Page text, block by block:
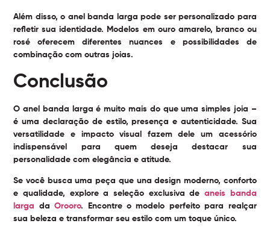
Além disso, o anel banda larga pode ser personalizado para
refletir sua identidade. Modelos em ouro amarelo, branco ou
rosé oferecem diferentes nuances e possibilidades de
combinação com outras joias.
Conclusão
Oanel banda larga é muito mais do que uma simples joia –
é uma declaração de estilo, presença e autenticidade. Sua
versatilidade e impacto visual fazem dele um acessório
indispensável para quem deseja destacar sua
personalidade com elegância e atitude.
Se você busca uma peça que una design moderno, conforto
e qualidade, explore a seleção exclusiva de aneis banda
larga daOrooro. Encontre o modelo perfeito para realçar
sua beleza e transformar seu estilo com um toque único.